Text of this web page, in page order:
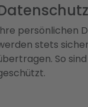
persönlichen
stets
So